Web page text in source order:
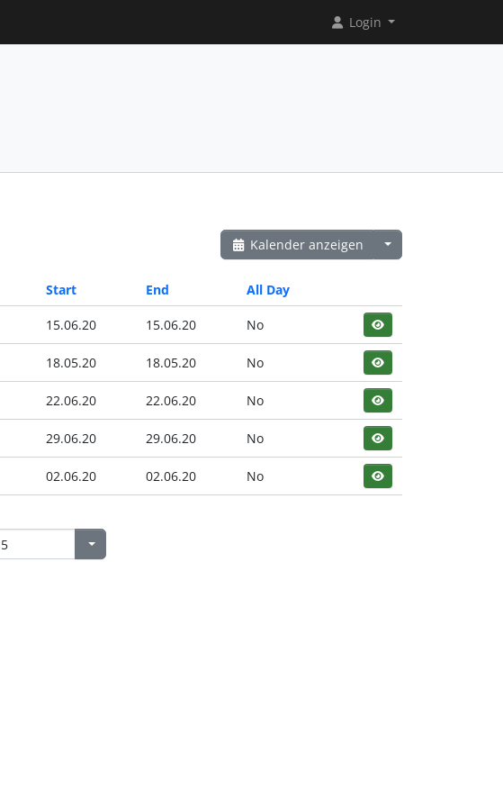
Login
Kalender anzeigen
Start End All Day
15.06.20 15.06.20 No
18.05.20 18.05.20 No
22.06.20 22.06.20 No
29.06.20 29.06.20 No
02.06.20 02.06.20 No